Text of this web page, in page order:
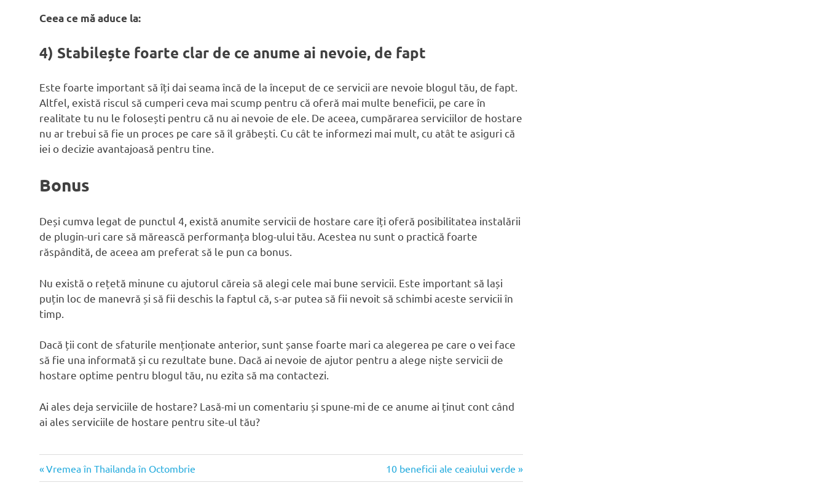
Ceea ce mă aduce la:
4) Stabilește foarte clar de ce anume ai nevoie, de fapt
Este foarte important să îți dai seama încă de la început de ce servicii are nevoie blogul tău, de fapt.
Altfel, există riscul să cumperi ceva mai scump pentru că oferă mai multe beneficii, pe care în
realitate tu nu le folosești pentru că nu ai nevoie de ele. De aceea, cumpărarea serviciilor de hostare
nu ar trebui să fie un proces pe care să îl grăbești. Cu cât te informezi mai mult, cu atât te asiguri că
iei o decizie avantajoasă pentru tine.
Bonus
Deși cumva legat de punctul 4, există anumite servicii de hostare care îți oferă posibilitatea instalării
de plugin-uri care să mărească performanța blog-ului tău. Acestea nu sunt o practică foarte
răspândită, de aceea am preferat să le pun ca bonus.
Nu există o rețetă minune cu ajutorul căreia să alegi cele mai bune servicii. Este important să lași
puțin loc de manevră și să fii deschis la faptul că, s-ar putea să fii nevoit să schimbi aceste servicii în
timp.
Dacă ții cont de sfaturile menționate anterior, sunt șanse foarte mari ca alegerea pe care o vei face
să fie una informată și cu rezultate bune. Dacă ai nevoie de ajutor pentru a alege niște servicii de
hostare optime pentru blogul tău, nu ezita să ma contactezi.
Ai ales deja serviciile de hostare? Lasă-mi un comentariu și spune-mi de ce anume ai ținut cont când
ai ales serviciile de hostare pentru site-ul tău?
Navigare
Articolul
anterior:
Vremea în Thailanda în Octombrie
Articolul
următor:
10 beneficii ale ceaiului verde